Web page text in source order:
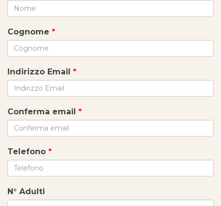
Cognome *
Indirizzo Email *
Conferma email *
Telefono *
N° Adulti